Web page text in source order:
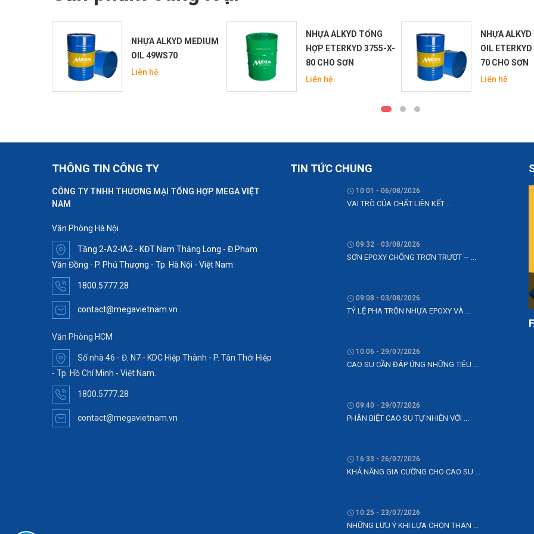
NHỰA ALKYD MEDIUM
OIL 49WS70
Liên hệ
NHỰA ALKYD TỔNG
HỢP ETERKYD 3755-X-
80 CHO SƠN
Liên hệ
NHỰA
OIL
70 CHO SƠN
Liên hệ
THÔNG TIN CÔNG TY
CÔNG TY TNHH THƯƠNG MẠI TỔNG HỢP MEGA VIỆT
NAM
Văn Phòng Hà Nội
Tầng 2-A2-IA2 - KĐT Nam Thăng Long - Đ.Phạm
Văn Đồng - P. Phú Thượng - Tp. Hà Nội - Việt Nam.
1800.5777.28
contact@megavietnam.vn
Văn Phòng HCM
Số nhà 46 - Đ. N7 - KDC Hiệp Thành - P. Tân Thới Hiệp
- Tp. Hồ Chí Minh - Việt Nam.
1800.5777.28
contact@megavietnam.vn
TIN TỨC CHUNG
10:01 - 06/08/2026
VAI TRÒ CỦA CHẤT LIÊN KẾT ...
09:32 - 03/08/2026
SƠN EPOXY CHỐNG TRƠN TRƯỢT – ...
TỶ LỆ PHA TRỘN NHỰA EPOXY VÀ ...